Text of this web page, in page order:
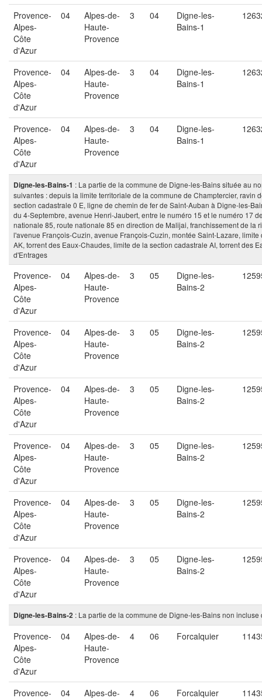
Provence-
Alpes-
Côte
d'Azur
04
Alpes-de-
Haute-
Provence
3 04
Digne-les-
Bains-1
Provence-
Alpes-
Côte
d'Azur
04
Alpes-de-
Haute-
Provence
3 04
Digne-les-
Bains-1
Provence-
Alpes-
Côte
d'Azur
04
Alpes-de-
Haute-
Provence
3 04
Digne-les-
Bains-1
Digne-les-Bains-1 : La partie de la commune de Digne-les-Bains située au
suivantes : depuis la limite territoriale de la commune de Champtercier, ravin
section cadastrale 0 E, ligne de chemin de fer de Saint-Auban à Digne-les-
du 4-Septembre, avenue Henri-Jaubert, entre le numéro 15 et le numéro 17
nationale 85, route nationale 85 en direction de Malijai, franchissement de la
l'avenue François-Cuzin, avenue François-Cuzin, montée Saint-Lazare,
AK, torrent des Eaux-Chaudes, limite de la section cadastrale AI, torrent des
d'Entrages
Provence-
Alpes-
Côte
d'Azur
04
Alpes-de-
Haute-
Provence
3 05
Digne-les-
Bains-2
Provence-
Alpes-
Côte
d'Azur
04
Alpes-de-
Haute-
Provence
3 05
Digne-les-
Bains-2
Provence-
Alpes-
Côte
d'Azur
04
Alpes-de-
Haute-
Provence
3 05
Digne-les-
Bains-2
Provence-
Alpes-
Côte
d'Azur
04
Alpes-de-
Haute-
Provence
3 05
Digne-les-
Bains-2
Provence-
Alpes-
Côte
d'Azur
04
Alpes-de-
Haute-
Provence
3 05
Digne-les-
Bains-2
Provence-
Alpes-
Côte
d'Azur
04
Alpes-de-
Haute-
Provence
3 05
Digne-les-
Bains-2
Digne-les-Bains-2 : La partie de la commune de Digne-les-Bains non
Provence-
Alpes-
Côte
d'Azur
04
Alpes-de-
Haute-
Provence
4 06 Forcalquier
Provence- 04 Alpes-de- 4 06 Forcalquier